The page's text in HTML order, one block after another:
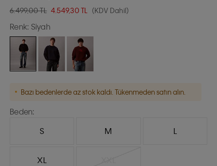
6.499,00 TL 4.549,30 TL (KDV Dahil)
Renk: Siyah
Bazı bedenlerde az stok kaldı. Tükenmeden satın alın.
Beden:
S
M L
XL